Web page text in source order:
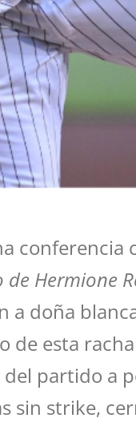
conferencia
Hermione
a doña
de esta
partido a
sin strike,